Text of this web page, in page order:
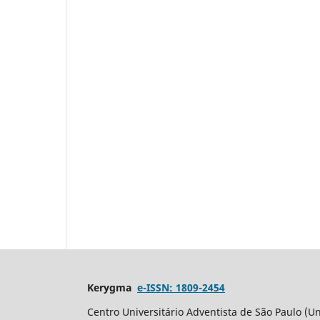
Kerygma e-ISSN: 1809-2454
Centro Universitário Adventista de São Paulo